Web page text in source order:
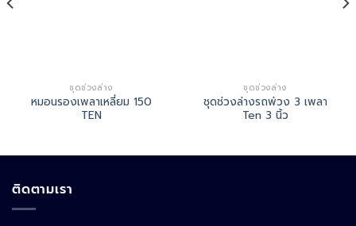
ชุดช่วงล่าง
หมอนรองเพลาเหลี่ยม 150
TEN
ชุดช่วงล่าง
ชุดช่วงล่างรถพ่วง 3 เพลา
Ten 3 นิ้ว
ติดตามเรา